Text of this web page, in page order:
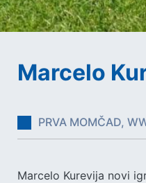
Marcelo
PRVA MOMČAD,
Marcelo Kurevija novi